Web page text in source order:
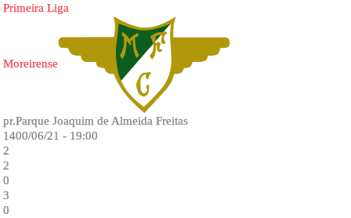
Primeira Liga
Moreirense
pr.Parque Joaquim de Almeida Freitas
1400/06/21 - 19:00
2
2
0
3
0